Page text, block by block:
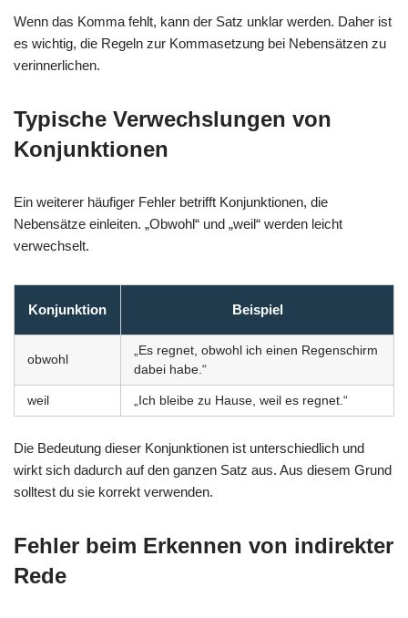
Wenn das Komma fehlt, kann der Satz unklar werden. Daher ist
es wichtig, die Regeln zur Kommasetzung bei Nebensätzen zu
verinnerlichen.
Typische Verwechslungen von
Konjunktionen
Ein weiterer häufiger Fehler betrifft Konjunktionen, die
Nebensätze einleiten. „Obwohl“ und „weil“ werden leicht
verwechselt.
Konjunktion Beispiel
obwohl
„Es regnet, obwohl ich einen Regenschirm
dabei habe.“
weil „Ich bleibe zu Hause, weil es regnet.“
Die Bedeutung dieser Konjunktionen ist unterschiedlich und
wirkt sich dadurch auf den ganzen Satz aus. Aus diesem Grund
solltest du sie korrekt verwenden.
Fehler beim Erkennen von indirekter
Rede